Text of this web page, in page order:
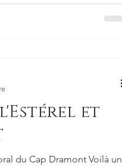
et
du Cap Dramont Voilà un